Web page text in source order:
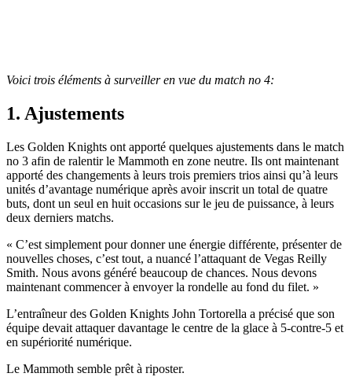
Voici trois éléments à surveiller en vue du match no 4:
1. Ajustements
Les Golden Knights ont apporté quelques ajustements dans le match
no 3 afin de ralentir le Mammoth en zone neutre. Ils ont maintenant
apporté des changements à leurs trois premiers trios ainsi qu’à leurs
unités d’avantage numérique après avoir inscrit un total de quatre
buts, dont un seul en huit occasions sur le jeu de puissance, à leurs
deux derniers matchs.
« C’est simplement pour donner une énergie différente, présenter de
nouvelles choses, c’est tout, a nuancé l’attaquant de Vegas Reilly
Smith. Nous avons généré beaucoup de chances. Nous devons
maintenant commencer à envoyer la rondelle au fond du filet. »
L’entraîneur des Golden Knights John Tortorella a précisé que son
équipe devait attaquer davantage le centre de la glace à 5-contre-5 et
en supériorité numérique.
Le Mammoth semble prêt à riposter.